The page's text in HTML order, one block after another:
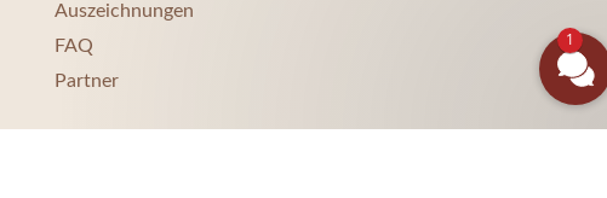
Auszeichnungen
FAQ
Partner
1